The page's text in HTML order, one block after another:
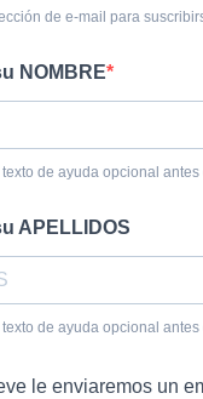
de e-mail para
NOMBRE
de ayuda opcional
APELLIDOS
de ayuda opcional
le enviaremos un